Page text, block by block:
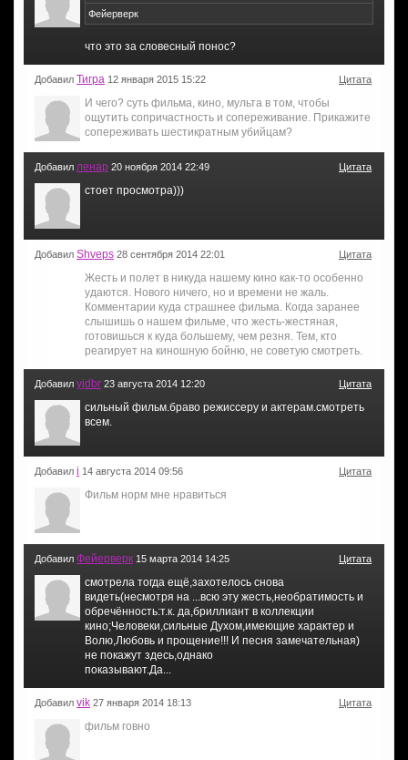
Фейерверк
что это за словесный понос?
Добавил Тигра 12 января 2015 15:22 Цитата
И чего? суть фильма, кино, мульта в том, чтобы
ощутить сопричастность и сопереживание. Прикажите
сопереживать шестикратным убийцам?
Добавил ленар 20 ноября 2014 22:49 Цитата
стоет просмотра)))
Добавил Shveps 28 сентября 2014 22:01 Цитата
Жесть и полет в никуда нашему кино как-то особенно
удаются. Нового ничего, но и времени не жаль.
Комментарии куда страшнее фильма. Когда заранее
слышишь о нашем фильме, что жесть-жестяная,
готовишься к куда большему, чем резня. Тем, кто
реагирует на киношную бойню, не советую смотреть.
Добавил yjdbr 23 августа 2014 12:20 Цитата
сильный фильм.браво режиссеру и актерам.смотреть
всем.
Добавил i 14 августа 2014 09:56 Цитата
Фильм норм мне нравиться
Добавил Фейерверк 15 марта 2014 14:25 Цитата
смотрела тогда ещё,захотелось снова
видеть(несмотря на ...всю эту жесть,необратимость и
обречённость:т.к. да,бриллиант в коллекции
кино;Человеки,сильные Духом,имеющие характер и
Волю,Любовь и прощение!!! И песня замечательная)
не покажут здесь,однако
показывают.Да...
Добавил vik 27 января 2014 18:13 Цитата
фильм говно